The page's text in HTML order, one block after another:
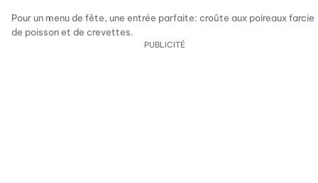
Pour un menu de fête, une entrée parfaite: croûte aux poireaux farcie
de poisson et de crevettes.
PUBLICITÉ